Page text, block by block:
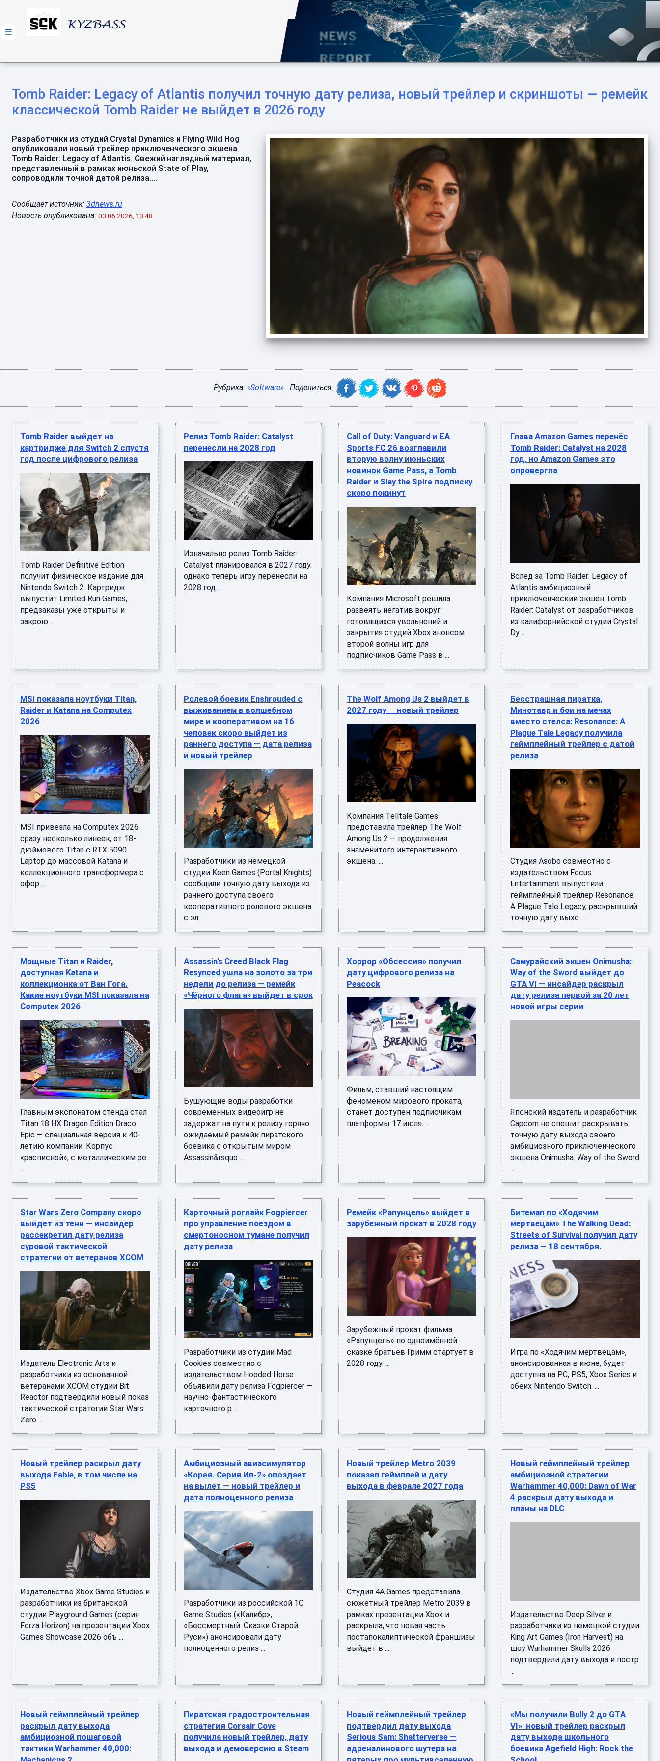
Tomb Raider: Legacy of Atlantis получил точную дату релиза, новый трейлер и скриншоты — ремейк
классической Tomb Raider не выйдет в 2026 году
Разработчики из студий Crystal Dynamics и Flying Wild Hog
опубликовали новый трейлер приключенческого экшена
Tomb Raider: Legacy of Atlantis. Свежий наглядный материал,
представленный в рамках июньской State of Play,
сопроводили точной датой релиза....
Сообщает источник: 3dnews.ru
Новость опубликована: 03.06.2026, 13:48
Рубрика: «Software» Поделиться:
Tomb Raider выйдет на
картридже для Switch 2 спустя
год после цифрового релиза
Tomb Raider Definitive Edition
получит физическое издание для
Nintendo Switch 2. Картридж
выпустит Limited Run Games,
предзаказы уже открыты и
закрою ...
Релиз Tomb Raider: Catalyst
перенесли на 2028 год
Изначально релиз Tomb Raider:
Catalyst планировался в 2027 году,
однако теперь игру перенесли на
2028 год. ...
Call of Duty: Vanguard и EA
Sports FC 26 возглавили
вторую волну июньских
новинок Game Pass, а Tomb
Raider и Slay the Spire подписку
скоро покинут
Компания Microsoft решила
развеять негатив вокруг
готовящихся увольнений и
закрытия студий Xbox анонсом
второй волны игр для
подписчиков Game Pass в ...
Глава Amazon Games перенёс
Tomb Raider: Catalyst на 2028
год, но Amazon Games это
опровергла
Вслед за Tomb Raider: Legacy of
Atlantis амбициозный
приключенческий экшен Tomb
Raider: Catalyst от разработчиков
из калифорнийской студии Crystal
Dy ...
MSI показала ноутбуки Titan,
Raider и Katana на Computex
2026
MSI привезла на Computex 2026
сразу несколько линеек, от 18-
дюймового Titan с RTX 5090
Laptop до массовой Katana и
коллекционного трансформера с
офор ...
Ролевой боевик Enshrouded с
выживанием в волшебном
мире и кооперативом на 16
человек скоро выйдет из
раннего доступа — дата релиза
и новый трейлер
Разработчики из немецкой
студии Keen Games (Portal Knights)
сообщили точную дату выхода из
раннего доступа своего
кооперативного ролевого экшена
с эл ...
The Wolf Among Us 2 выйдет в
2027 году — новый трейлер
Компания Telltale Games
представила трейлер The Wolf
Among Us 2 — продолжения
знаменитого интерактивного
экшена. ...
Бесстрашная пиратка,
Минотавр и бои на мечах
вместо стелса: Resonance: A
Plague Tale Legacy получила
геймплейный трейлер с датой
релиза
Студия Asobo совместно с
издательством Focus
Entertainment выпустили
геймплейный трейлер Resonance:
A Plague Tale Legacy, раскрывший
точную дату выхо ...
Мощные Titan и Raider,
доступная Katana и
коллекционка от Ван Гога.
Какие ноутбуки MSI показала на
Computex 2026
Главным экспонатом стенда стал
Titan 18 HX Dragon Edition Draco
Epic — специальная версия к 40-
летию компании. Корпус
«расписной», с металлическим ре
...
Assassin’s Creed Black Flag
Resynced ушла на золото за три
недели до релиза — ремейк
«Чёрного флага» выйдет в срок
Бушующие воды разработки
современных видеоигр не
задержат на пути к релизу горячо
ожидаемый ремейк пиратского
боевика с открытым миром
Assassin&rsquo ...
Хоррор «Обсессия» получил
дату цифрового релиза на
Peacock
Фильм, ставший настоящим
феноменом мирового проката,
станет доступен подписчикам
платформы 17 июля. ...
Самурайский экшен Onimusha:
Way of the Sword выйдет до
GTA VI — инсайдер раскрыл
дату релиза первой за 20 лет
новой игры серии
Японский издатель и разработчик
Capcom не спешит раскрывать
точную дату выхода своего
амбициозного приключенческого
экшена Onimusha: Way of the Sword
...
Star Wars Zero Company скоро
выйдет из тени — инсайдер
рассекретил дату релиза
суровой тактической
стратегии от ветеранов XCOM
Издатель Electronic Arts и
разработчики из основанной
ветеранами XCOM студии Bit
Reactor подтвердили новый показ
тактической стратегии Star Wars
Zero ...
Карточный роглайк Fogpiercer
про управление поездом в
смертоносном тумане получил
дату релиза
Разработчики из студии Mad
Cookies совместно с
издательством Hooded Horse
объявили дату релиза Fogpiercer —
научно-фантастического
карточного р ...
Ремейк «Рапунцель» выйдет в
зарубежный прокат в 2028 году
Зарубежный прокат фильма
«Рапунцель» по одноимённой
сказке братьев Гримм стартует в
2028 году. ...
Битемап по «Ходячим
мертвецам» The Walking Dead:
Streets of Survival получил дату
релиза — 18 сентября.
Игра по «Ходячим мертвецам»,
анонсированная в июне, будет
доступна на PC, PS5, Xbox Series и
обеих Nintendo Switch. ...
Новый трейлер раскрыл дату
выхода Fable, в том числе на
PS5
Издательство Xbox Game Studios и
разработчики из британской
студии Playground Games (серия
Forza Horizon) на презентации Xbox
Games Showcase 2026 объ ...
Амбициозный авиасимулятор
«Корея. Серия Ил-2» опоздает
на вылет — новый трейлер и
дата полноценного релиза
Разработчики из российской 1C
Game Studios («Калибр»,
«Бессмертный. Сказки Старой
Руси») анонсировали дату
полноценного релиз ...
Новый трейлер Metro 2039
показал геймплей и дату
выхода в феврале 2027 года
Студия 4A Games представила
сюжетный трейлер Metro 2039 в
рамках презентации Xbox и
раскрыла, что новая часть
постапокалиптической франшизы
выйдет в ...
Новый геймплейный трейлер
амбициозной стратегии
Warhammer 40,000: Dawn of War
4 раскрыл дату выхода и
планы на DLC
Издательство Deep Silver и
разработчики из немецкой студии
King Art Games (Iron Harvest) на
шоу Warhammer Skulls 2026
подтвердили дату выхода и постр
...
Новый геймплейный трейлер
раскрыл дату выхода
амбициозной пошаговой
тактики Warhammer 40,000:
Пиратская градостроительная
стратегия Corsair Cove
получила новый трейлер, дату
выхода и демоверсию в Steam
Новый геймплейный трейлер
подтвердил дату выхода
Serious Sam: Shatterverse —
адреналинового шутера на
«Мы получили Bully 2 до GTA
VI»: новый трейлер раскрыл
дату выхода школьного
боевика Agefield High: Rock the
☰